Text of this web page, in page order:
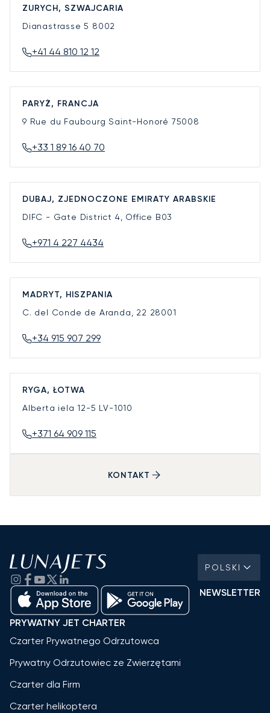
ZURYCH, SZWAJCARIA
Dianastrasse 5 8002
+41 44 810 12 12
PARYŻ, FRANCJA
9 Rue du Faubourg Saint-Honoré 75008
+33 1 89 16 40 70
DUBAJ, ZJEDNOCZONE EMIRATY ARABSKIE
DIFC - Gate District 4, Office B03
+971 4 227 4434
MADRYT, HISZPANIA
C. del Conde de Aranda, 22 28001
+34 915 907 299
RYGA, ŁOTWA
Alberta iela 12-5 LV-1010
+371 64 909 115
KONTAKT
POLSKI
NEWSLETTER
PRYWATNY JET CHARTER
Czarter Prywatnego Odrzutowca
Prywatny Odrzutowiec ze Zwierzętami
Czarter dla Firm
Czarter helikoptera